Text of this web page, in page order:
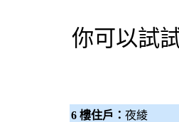
你可以試
6 樓住戶： 夜綾